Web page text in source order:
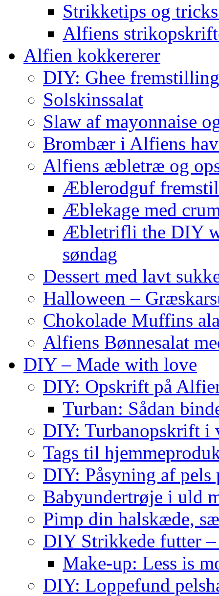
Strikketips og
Alfiens
Alfien kokkererer
DIY: Ghee
Solskinssalat
Slaw af mayonnaise
Brombær i Alfiens
Alfiens æbletræ og
Æblerodguf
Æblekage med
Æbletrifli the DIY
søndag
Dessert med lavt
Halloween –
Chokolade Muffins
Alfiens Bønnesalat
DIY – Made with love
DIY: Opskrift på
Turban: Sådan
DIY: Turbanopskrift i
Tags til
DIY: Påsyning af
Babyundertrøje i uld
Pimp din halskæde,
DIY Strikkede futter
Make-up: Less is
DIY: Loppefund